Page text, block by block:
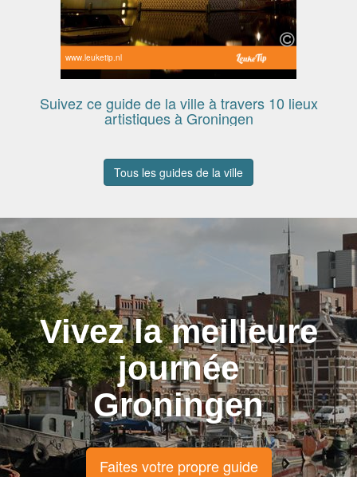
www.leuketip.nl
Suivez ce guide de la ville à travers 10 lieux
artistiques à Groningen
Tous les guides de la ville
Vivez la meilleure
journée
Groningen
Faites votre propre guide